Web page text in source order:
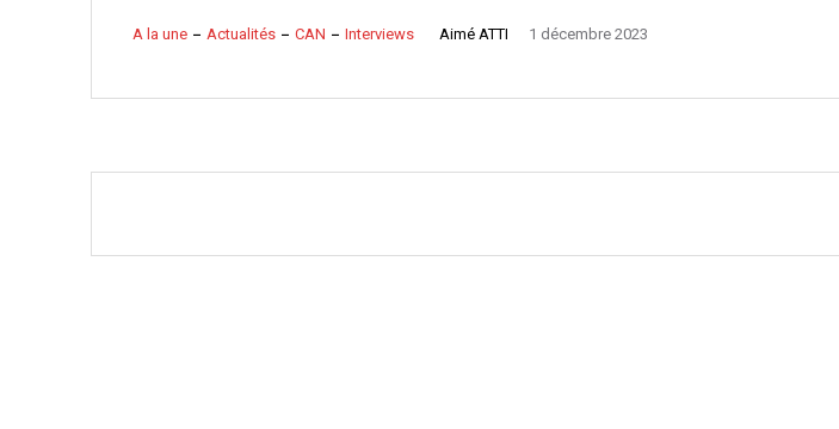
A la une Actualités CAN Interviews Aimé ATTI 1 décembre 2023